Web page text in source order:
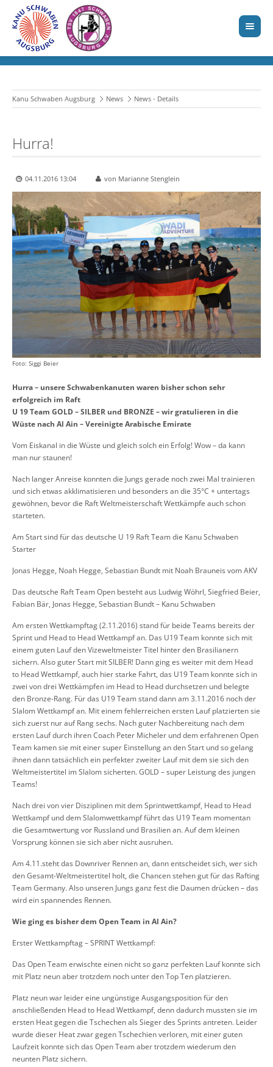
Kanu Schwaben Augsburg News News - Details
Hurra!
04.11.2016 13:04 von Marianne Stenglein
Foto: Siggi Beier
Hurra – unsere Schwabenkanuten waren bisher schon sehr
erfolgreich im Raft
U 19 Team GOLD – SILBER und BRONZE – wir gratulieren in die
Wüste nach Al Ain – Vereinigte Arabische Emirate
Vom Eiskanal in die Wüste und gleich solch ein Erfolg! Wow – da kann
man nur staunen!
Nach langer Anreise konnten die Jungs gerade noch zwei Mal trainieren
und sich etwas akklimatisieren und besonders an die 35°C + untertags
gewöhnen, bevor die Raft Weltmeisterschaft Wettkämpfe auch schon
starteten.
Am Start sind für das deutsche U 19 Raft Team die Kanu Schwaben
Starter
Jonas Hegge, Noah Hegge, Sebastian Bundt mit Noah Brauneis vom AKV
Das deutsche Raft Team Open besteht aus Ludwig Wöhrl, Siegfried Beier,
Fabian Bär, Jonas Hegge, Sebastian Bundt – Kanu Schwaben
Am ersten Wettkampftag (2.11.2016) stand für beide Teams bereits der
Sprint und Head to Head Wettkampf an. Das U19 Team konnte sich mit
einem guten Lauf den Vizeweltmeister Titel hinter den Brasilianern
sichern. Also guter Start mit SILBER! Dann ging es weiter mit dem Head
to Head Wettkampf, auch hier starke Fahrt, das U19 Team konnte sich in
zwei von drei Wettkämpfen im Head to Head durchsetzen und belegte
den Bronze-Rang. Für das U19 Team stand dann am 3.11.2016 noch der
Slalom Wettkampf an. Mit einem fehlerreichen ersten Lauf platzierten sie
sich zuerst nur auf Rang sechs. Nach guter Nachbereitung nach dem
ersten Lauf durch ihren Coach Peter Micheler und dem erfahrenen Open
Team kamen sie mit einer super Einstellung an den Start und so gelang
ihnen dann tatsächlich ein perfekter zweiter Lauf mit dem sie sich den
Weltmeistertitel im Slalom sicherten. GOLD – super Leistung des jungen
Teams!
Nach drei von vier Disziplinen mit dem Sprintwettkampf, Head to Head
Wettkampf und dem Slalomwettkampf führt das U19 Team momentan
die Gesamtwertung vor Russland und Brasilien an. Auf dem kleinen
Vorsprung können sie sich aber nicht ausruhen.
Am 4.11.steht das Downriver Rennen an, dann entscheidet sich, wer sich
den Gesamt-Weltmeistertitel holt, die Chancen stehen gut für das Rafting
Team Germany. Also unseren Jungs ganz fest die Daumen drücken – das
wird ein spannendes Rennen.
Wie ging es bisher dem Open Team in Al Ain?
Erster Wettkampftag – SPRINT Wettkampf:
Das Open Team erwischte einen nicht so ganz perfekten Lauf konnte sich
mit Platz neun aber trotzdem noch unter den Top Ten platzieren.
Platz neun war leider eine ungünstige Ausgangsposition für den
anschließenden Head to Head Wettkampf, denn dadurch mussten sie im
ersten Heat gegen die Tschechen als Sieger des Sprints antreten. Leider
wurde dieser Heat zwar gegen Tschechien verloren, mit einer guten
Laufzeit konnte sich das Open Team aber trotzdem wiederum den
neunten Platz sichern.